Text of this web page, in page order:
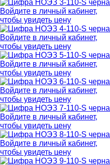
Войдите в личный кабинет,
чтобы увидеть цену
Войдите в личный кабинет,
чтобы увидеть цену
Войдите в личный кабинет,
чтобы увидеть цену
Войдите в личный кабинет,
чтобы увидеть цену
Войдите в личный кабинет,
чтобы увидеть цену
Войдите в личный кабинет,
чтобы увидеть цену